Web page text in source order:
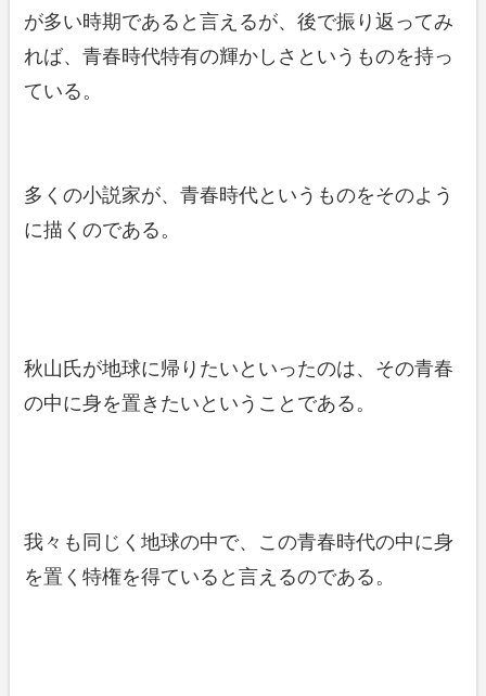
が多い時期であると言えるが、後で振り返ってみ
れば、青春時代特有の輝かしさというものを持っ
ている。
多くの小説家が、青春時代というものをそのよう
に描くのである。
秋山氏が地球に帰りたいといったのは、その青春
の中に身を置きたいということである。
我々も同じく地球の中で、この青春時代の中に身
を置く特権を得ていると言えるのである。